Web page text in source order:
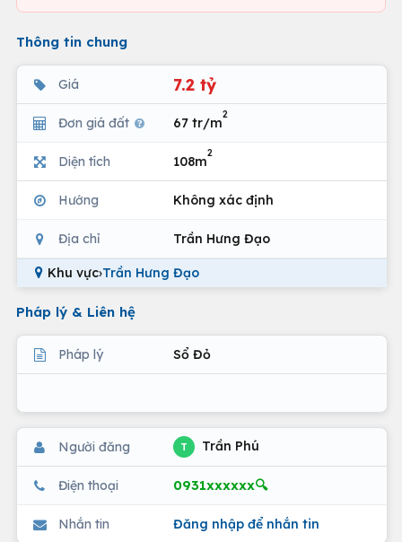
Thông tin chung
Giá 7.2 tỷ
Đơn giá đất 67 tr/m
2
Diện tích 108m
2
Hướng Không xác định
Địa chỉ Trần Hưng Đạo
Khu vực›Trần Hưng Đạo
Pháp lý & Liên hệ
Pháp lý Sổ Đỏ
Người đăng T Trần Phú
Điện thoại 0931xxxxxx🔍
Nhắn tin Đăng nhập để nhắn tin